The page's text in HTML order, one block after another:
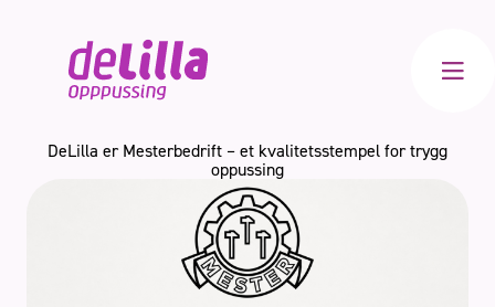
Meny
DeLilla er Mesterbedrift – et kvalitetsstempel for trygg
oppussing